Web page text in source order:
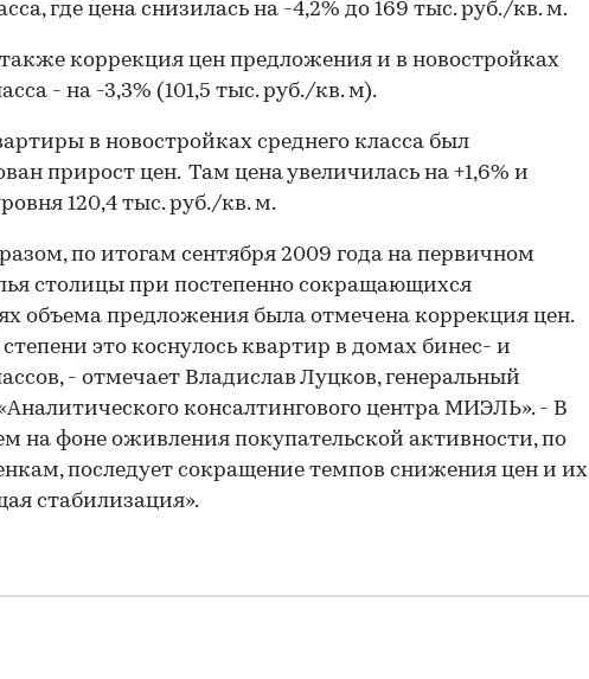
где цена снизилась на -4,2% до 169 тыс. руб./кв. м.
коррекция цен предложения и в новостройках
- на -3,3% (101,5 тыс. руб./кв. м).
в новостройках среднего класса был
прирост цен. Там цена увеличилась на +1,6% и
120,4 тыс. руб./кв. м.
по итогам сентября 2009 года на первичном
столицы при постепенно сокращающихся
объема предложения была отмечена коррекция цен.
это коснулось квартир в домах бинес- и
- отмечает Владислав Луцков, генеральный
консалтингового центра МИЭЛЬ». - В
на фоне оживления покупательской активности, по
последует сокращение темпов снижения цен и их
стабилизация».